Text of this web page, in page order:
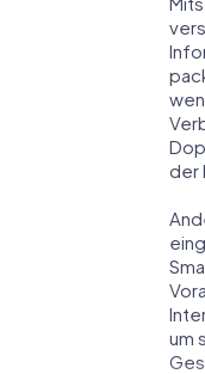
der
um